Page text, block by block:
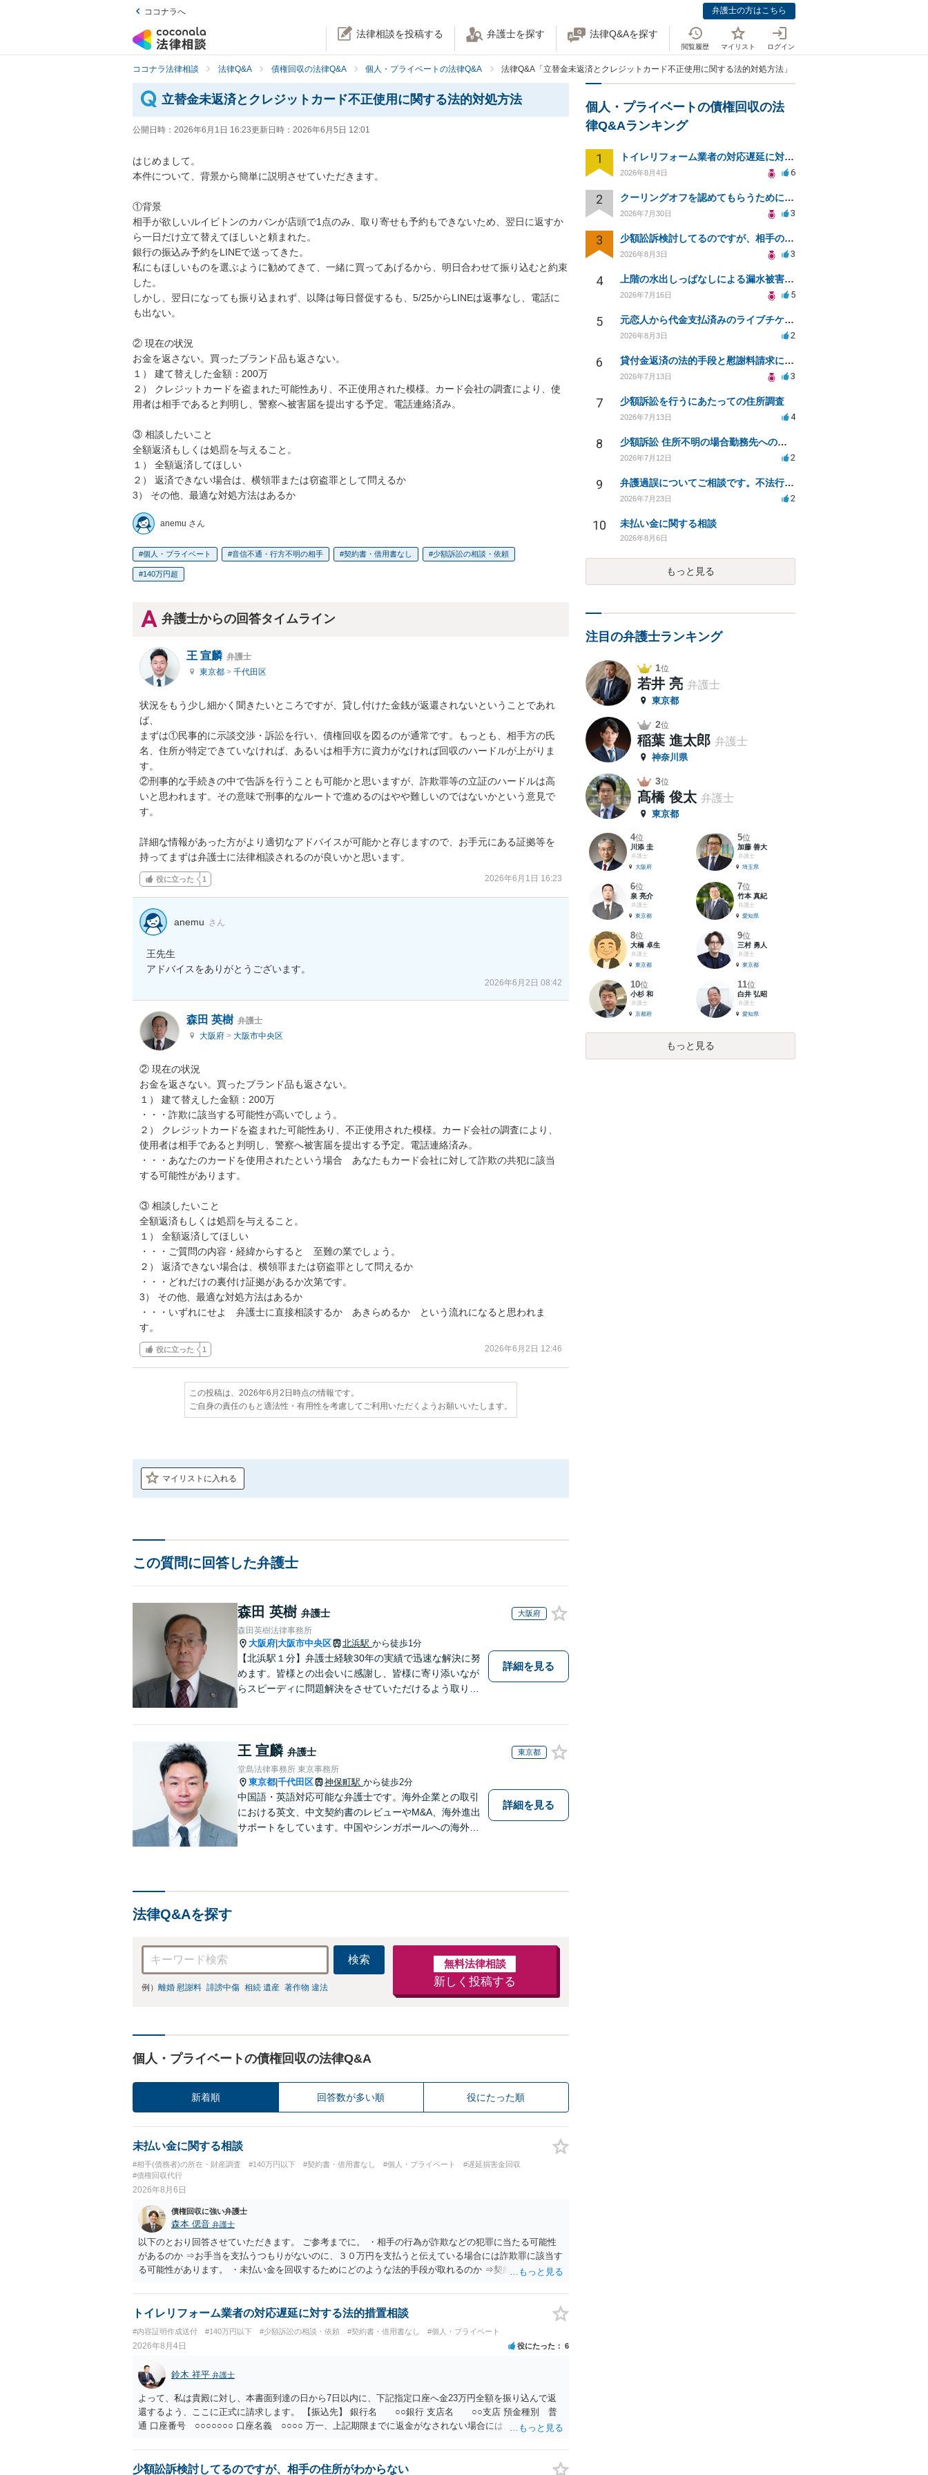
ココナラへ 弁護士の方はこちら
法律相談を投稿する 弁護士を探す 法律Q&Aを探す
閲覧履歴 マイリスト ログイン
ココナラ法律相談 法律Q&A 債権回収の法律Q&A 個人・プライベートの法律Q&A 法律Q&A「立替金未返済とクレジットカード不正使用に関する法的対処方法」
立替金未返済とクレジットカード不正使用に関する法的対処方法
公開日時： 2026年6月1日 16:23更新日時： 2026年6月5日 12:01
はじめまして。
本件について、背景から簡単に説明させていただきます。
①背景
相手が欲しいルイビトンのカバンが店頭で1点のみ、取り寄せも予約もできないため、翌日に返すか
ら一日だけ立て替えてほしいと頼まれた。
銀行の振込み予約をLINEで送ってきた。
私にもほしいものを選ぶように勧めてきて、一緒に買ってあげるから、明日合わせて振り込むと約束
した。
しかし、翌日になっても振り込まれず、以降は毎日督促するも、5/25からLINEは返事なし、電話に
も出ない。
② 現在の状況
お金を返さない。買ったブランド品も返さない。
１） 建て替えした金額：200万
２） クレジットカードを盗まれた可能性あり、不正使用された模様。カード会社の調査により、使
用者は相手であると判明し、警察へ被害届を提出する予定。電話連絡済み。
③ 相談したいこと
全額返済もしくは処罰を与えること。
１） 全額返済してほしい
２） 返済できない場合は、横領罪または窃盗罪として問えるか
3） その他、最適な対処方法はあるか
anemu さん
個人・プライベート 音信不通・行方不明の相手 契約書・借用書なし 少額訴訟の相談・依頼
140万円超
弁護士からの回答タイムライン
王 宣麟 弁護士
東京都 > 千代田区
状況をもう少し細かく聞きたいところですが、貸し付けた金銭が返還されないということであれ
ば、
まずは①民事的に示談交渉・訴訟を行い、債権回収を図るのが通常です。もっとも、相手方の氏
名、住所が特定できていなければ、あるいは相手方に資力がなければ回収のハードルが上がりま
す。
②刑事的な手続きの中で告訴を行うことも可能かと思いますが、詐欺罪等の立証のハードルは高
いと思われます。その意味で刑事的なルートで進めるのはやや難しいのではないかという意見で
す。
詳細な情報があった方がより適切なアドバイスが可能かと存じますので、お手元にある証拠等を
持ってまずは弁護士に法律相談されるのが良いかと思います。
役に立った 1 2026年6月1日 16:23
anemu さん
王先生
アドバイスをありがとうございます。
2026年6月2日 08:42
森田 英樹 弁護士
大阪府 > 大阪市中央区
② 現在の状況
お金を返さない。買ったブランド品も返さない。
１） 建て替えした金額：200万
・・・詐欺に該当する可能性が高いでしょう。
２） クレジットカードを盗まれた可能性あり、不正使用された模様。カード会社の調査により、
使用者は相手であると判明し、警察へ被害届を提出する予定。電話連絡済み。
・・・あなたのカードを使用されたという場合　あなたもカード会社に対して詐欺の共犯に該当
する可能性があります。
③ 相談したいこと
全額返済もしくは処罰を与えること。
１） 全額返済してほしい
・・・ご質問の内容・経緯からすると　至難の業でしょう。
２） 返済できない場合は、横領罪または窃盗罪として問えるか
・・・どれだけの裏付け証拠があるか次第です。
3） その他、最適な対処方法はあるか
・・・いずれにせよ　弁護士に直接相談するか　あきらめるか　という流れになると思われま
す。
役に立った 1 2026年6月2日 12:46
この投稿は、2026年6月2日時点の情報です。
ご自身の責任のもと適法性・有用性を考慮してご利用いただくようお願いいたします。
マイリストに入れる
この質問に回答した弁護士
森田 英樹 弁護士 大阪府
森田英樹法律事務所
大阪府 大阪市中央区 北浜駅 から徒歩1分
【北浜駅１分】弁護士経験30年の実績で迅速な解決に努
めます。皆様との出会いに感謝し、皆様に寄り添いなが
らスピーディに問題解決をさせていただけるよう取り組
詳細を見る
王 宣麟 弁護士 東京都
堂島法律事務所 東京事務所
東京都 千代田区 神保町駅 から徒歩2分
中国語・英語対応可能な弁護士です。海外企業との取引
における英文、中文契約書のレビューやM&A、海外進出
サポートをしています。中国やシンガポールへの海外留
詳細を見る
法律Q&Aを探す
検索
例） 離婚 慰謝料 誹謗中傷 相続 遺産 著作物 違法
無料法律相談
新しく投稿する
個人・プライベートの債権回収の法律Q&A
新着順 回答数が多い順 役にたった順
未払い金に関する相談
#相手(債務者)の所在・財産調査 #140万円以下 #契約書・借用書なし #個人・プライベート
#遅延損害金回収
#債権回収代行
2026年8月6日
債権回収に強い弁護士
森本 偲音 弁護士
以下のとおり回答させていただきます。 ご参考までに。 ・相手の行為が詐欺などの犯罪に当たる可能性
があるのか ⇒お手当を支払うつもりがないのに、３０万円を支払うと伝えている場合には詐欺罪に該当す
る可能性があります。 ・未払い金を回収するためにどのような法的手段が取れるのか ⇒契約に基づく履
であるため、公序良俗に反する契約として 民法上無効（民法９０条）となるため、相手方に請求できな
い可能性が高いです。 ・相手の氏名や住所が分からない状態でも対応可能なのか ⇒訴訟等の裁判上の手
トイレリフォーム業者の対応遅延に対する法的措置相談
#内容証明作成送付 #140万円以下 #少額訴訟の相談・依頼 #契約書・借用書なし #個人・プライベート
2026年8月4日 役にたった 6
鈴木 祥平 弁護士
よって、私は貴殿に対し、本書面到達の日から7日以内に、下記指定口座へ金23万円全額を振り込んで返
還するよう、ここに正式に請求します。 【振込先】 銀行名 ○○銀行 支店名 ○○支店 預金種別 普
通 口座番号 ○○○○○○○ 口座名義 ○○○○ 万一、上記期限までに返金がなされない場合には、貴殿には任
を求める民事訴訟、支払督促その他必要な法的手続を直ちに講じます。 その際には、訴訟に要する費用そ
の他法令上認められる金員についても併せて請求する予定ですので、あらかじめ申し添えます。 本件は、
少額訟訴検討してるのですが、相手の住所がわからない
個人・プライベートの債権回収の法
律Q&Aランキング
1 トイレリフォーム業者の対応遅延に対する法的措置相談
2026年8月4日 6
2 クーリングオフを認めてもらうために少額訴訟できるのでしょうか。
2026年7月30日 3
3 少額訟訴検討してるのですが、相手の住所がわからない
2026年8月3日 3
4 上階の水出しっぱなしによる漏水被害、130万円の回収方法を相談したい
2026年7月16日 5
5 元恋人から代金支払済みのライブチケットを回収したい。
2026年8月3日 2
6 貸付金返済の法的手段と慰謝料請求について
2026年7月13日 3
7 少額訴訟を行うにあたっての住所調査
2026年7月13日 4
8 少額訴訟 住所不明の場合勤務先への書類送達は可能？
2026年7月12日 2
9 弁護過誤についてご相談です。不法行為の遅延損害金起算日について。
2026年7月23日 2
10 未払い金に関する相談
2026年8月6日
もっと見る
注目の弁護士ランキング
1位
若井 亮 弁護士
東京都
2位
稲葉 進太郎 弁護士
神奈川県
3位
髙橋 俊太 弁護士
東京都
4位
川添 圭
弁護士
大阪府
5位
加藤 善大
弁護士
埼玉県
6位
泉 亮介
弁護士
東京都
7位
竹本 真紀
弁護士
愛知県
8位
大橋 卓生
弁護士
東京都
9位
三村 勇人
弁護士
東京都
10位
小杉 和
弁護士
京都府
11位
白井 弘昭
弁護士
愛知県
もっと見る